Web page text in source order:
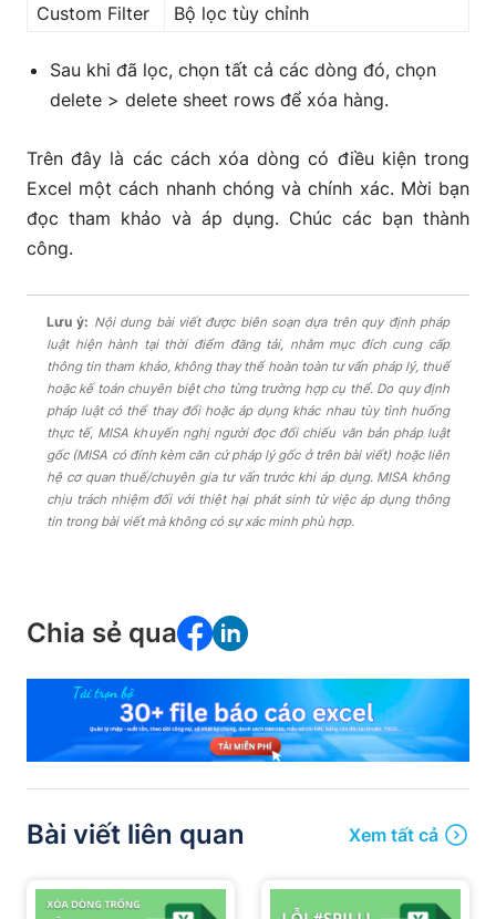
Custom Filter Bộ lọc tùy chỉnh
Sau khi đã lọc, chọn tất cả các dòng đó, chọn
delete > delete sheet rows để xóa hàng.
Trên đây là các cách xóa dòng có điều kiện trong
Excel một cách nhanh chóng và chính xác. Mời bạn
đọc tham khảo và áp dụng. Chúc các bạn thành
công.
Lưu ý: Nội dung bài viết được biên soạn dựa trên quy định pháp
luật hiện hành tại thời điểm đăng tải, nhằm mục đích cung cấp
thông tin tham khảo, không thay thế hoàn toàn tư vấn pháp lý, thuế
hoặc kế toán chuyên biệt cho từng trường hợp cụ thể. Do quy định
pháp luật có thể thay đổi hoặc áp dụng khác nhau tùy tình huống
thực tế, MISA khuyến nghị người đọc đối chiếu văn bản pháp luật
gốc (MISA có đính kèm căn cứ pháp lý gốc ở trên bài viết) hoặc liên
hệ cơ quan thuế/chuyên gia tư vấn trước khi áp dụng. MISA không
chịu trách nhiệm đối với thiệt hại phát sinh từ việc áp dụng thông
tin trong bài viết mà không có sự xác minh phù hợp.
Chia sẻ qua
Bài viết liên quan Xem tất cả